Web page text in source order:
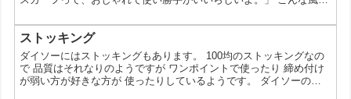
く、ダイソーのスカーフの魅力を余すところなくご紹介します！ い
つものコーデにプラスするだけで、ぐっとおしゃれ度アップ！プチ
プラなのに高見えするスカーフは、あなたのワードローブにぜひ加
えたいアイテムです。 ダイソーのスカーフ｜【5種...
ストッキング
ダイソーにはストッキングもあります。 100均のストッキングなの
で 品質はそれなりのようですが ワンポイントで使ったり 締め付け
が弱い方が好きな方が 使ったりしているようです。 ダイソーのス